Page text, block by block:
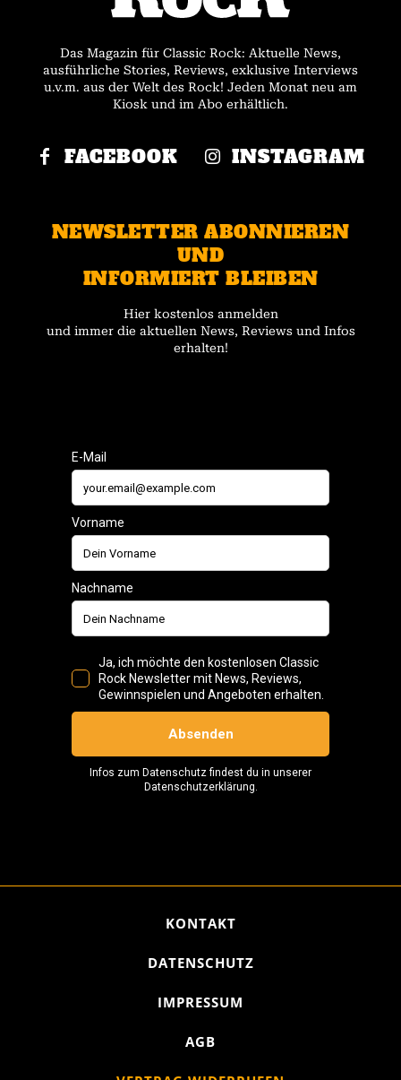
Das Magazin für Classic Rock: Aktuelle News,
ausführliche Stories, Reviews, exklusive Interviews
u.v.m. aus der Welt des Rock! Jeden Monat neu am
Kiosk und im Abo erhältlich.
FACEBOOK INSTAGRAM
NEWSLETTER ABONNIEREN
UND
INFORMIERT BLEIBEN
Hier kostenlos anmelden
und immer die aktuellen News, Reviews und Infos
erhalten!
KONTAKT
DATENSCHUTZ
IMPRESSUM
AGB